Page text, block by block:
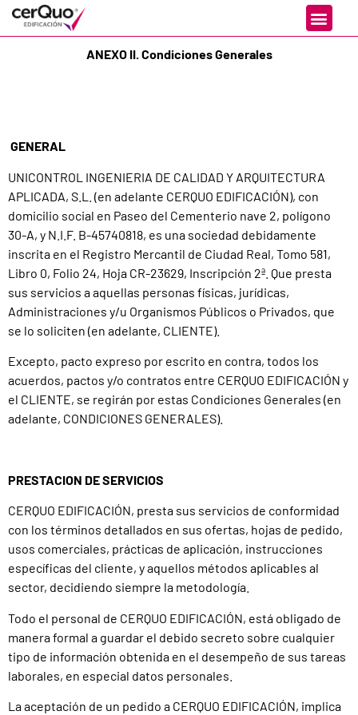
ANEXO II. Condiciones Generales
GENERAL
UNICONTROL INGENIERIA DE CALIDAD Y ARQUITECTURA
APLICADA, S.L. (en adelante CERQUO EDIFICACIÓN), con
domicilio social en Paseo del Cementerio nave 2, polígono
30-A, y N.I.F. B-45740818, es una sociedad debidamente
inscrita en el Registro Mercantil de Ciudad Real, Tomo 581,
Libro 0, Folio 24, Hoja CR-23629, Inscripción 2ª. Que presta
sus servicios a aquellas personas físicas, jurídicas,
Administraciones y/u Organismos Públicos o Privados, que
se lo soliciten (en adelante, CLIENTE).
Excepto, pacto expreso por escrito en contra, todos los
acuerdos, pactos y/o contratos entre CERQUO EDIFICACIÓN y
el CLIENTE, se regirán por estas Condiciones Generales (en
adelante, CONDICIONES GENERALES).
PRESTACION DE SERVICIOS
CERQUO EDIFICACIÓN, presta sus servicios de conformidad
con los términos detallados en sus ofertas, hojas de pedido,
usos comerciales, prácticas de aplicación, instrucciones
específicas del cliente, y aquellos métodos aplicables al
sector, decidiendo siempre la metodología.
Todo el personal de CERQUO EDIFICACIÓN, está obligado de
manera formal a guardar el debido secreto sobre cualquier
tipo de información obtenida en el desempeño de sus tareas
laborales, en especial datos personales.
La aceptación de un pedido a CERQUO EDIFICACIÓN, implica